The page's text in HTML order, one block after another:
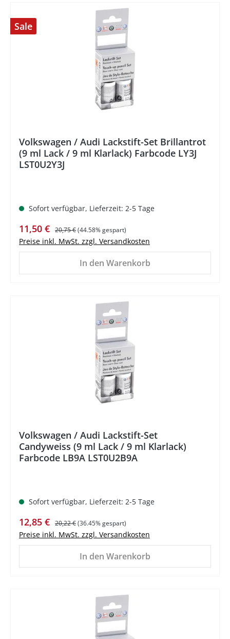
Sale
Volkswagen / Audi Lackstift-Set Brillantrot
(9 ml Lack / 9 ml Klarlack) Farbcode LY3J
LST0U2Y3J
Sofort verfügbar, Lieferzeit: 2-5 Tage
Verkaufspreis:
11,50 € Regulärer Preis:
20,75 €(44.58% gespart)
Preise inkl. MwSt. zzgl. Versandkosten
In den Warenkorb
Volkswagen / Audi Lackstift-Set
Candyweiss (9 ml Lack / 9 ml Klarlack)
Farbcode LB9A LST0U2B9A
Sofort verfügbar, Lieferzeit: 2-5 Tage
Verkaufspreis:
12,85 € Regulärer Preis:
20,22 €(36.45% gespart)
Preise inkl. MwSt. zzgl. Versandkosten
In den Warenkorb